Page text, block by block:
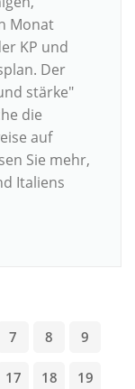
Monat
KP und
Der
stärke"
die
auf
Sie mehr,
Italiens
7 8 9
17 18 19